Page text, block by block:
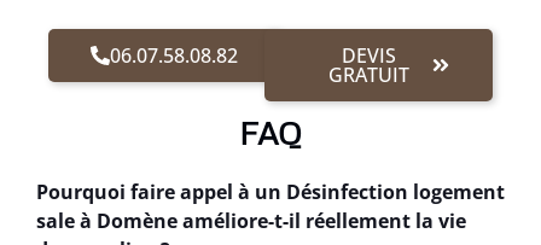
06.07.58.08.82 DEVIS
GRATUIT
FAQ
Pourquoi faire appel à un Désinfection logement
sale à Domène améliore-t-il réellement la vie